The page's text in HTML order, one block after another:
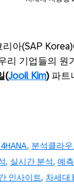
리아(SAP Korea)
리 기업들의 원
(Jooil Kim) 파트
분석클라우
실시간 분석 예
인사이트 차세대